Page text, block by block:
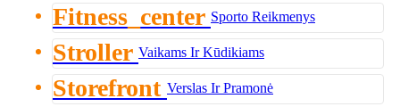
Fitness_center Sporto Reikmenys
Stroller Vaikams Ir Kūdikiams
Storefront Verslas Ir Pramonė